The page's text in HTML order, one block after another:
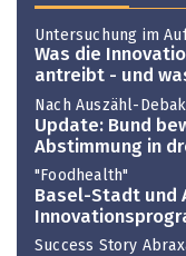
Untersuchung im
Was die
antreibt - und
Nach Auszähl-
Update: Bund
Abstimmung in
"Foodhealth"
Basel-Stadt und
Success Story